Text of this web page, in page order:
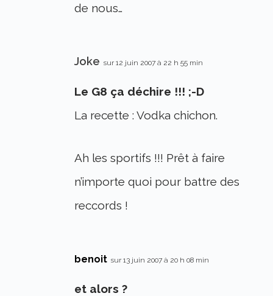
de nous…
Joke sur 12 juin 2007 à 22 h 55 min
Le G8 ça déchire !!! ;-D
La recette : Vodka chichon.
Ah les sportifs !!! Prêt à faire
n’importe quoi pour battre des
reccords !
benoit sur 13 juin 2007 à 20 h 08 min
et alors ?